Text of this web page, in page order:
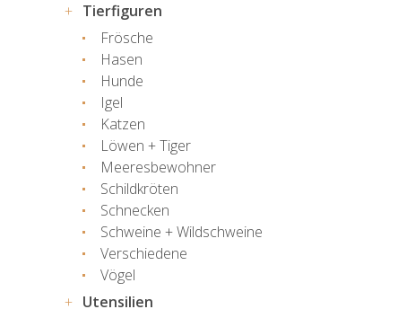
Tierfiguren
Frösche
Hasen
Hunde
Igel
Katzen
Löwen + Tiger
Meeresbewohner
Schildkröten
Schnecken
Schweine + Wildschweine
Verschiedene
Vögel
Utensilien